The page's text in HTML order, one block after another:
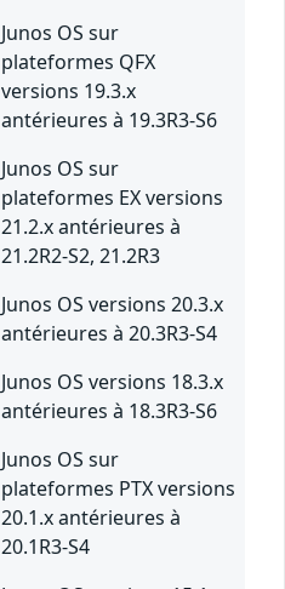
Junos OS sur
plateformes QFX
versions 19.3.x
antérieures à 19.3R3-S6
Junos OS sur
plateformes EX versions
21.2.x antérieures à
21.2R2-S2, 21.2R3
Junos OS versions 20.3.x
antérieures à 20.3R3-S4
Junos OS versions 18.3.x
antérieures à 18.3R3-S6
Junos OS sur
plateformes PTX versions
20.1.x antérieures à
20.1R3-S4